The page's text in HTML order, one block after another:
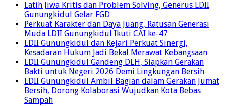
Latih Jiwa Kritis dan Problem Solving, Generus LDII
Gunungkidul Gelar FGD
Perkuat Karakter dan Daya Juang, Ratusan Generasi
Muda LDII Gunungkidul Ikuti CAI ke-47
LDII Gunungkidul dan Kejari Perkuat Sinergi,
Kesadaran Hukum Jadi Bekal Merawat Kebangsaan
LDII Gunungkidul Gandeng DLH, Siapkan Gerakan
Bakti untuk Negeri 2026 Demi Lingkungan Bersih
LDII Gunungkidul Ambil Bagian dalam Gerakan Jumat
Bersih, Dorong Kolaborasi Wujudkan Kota Bebas
Sampah